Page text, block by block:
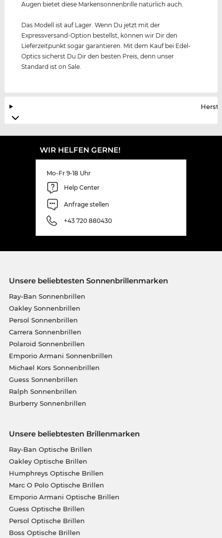
Augen bietet diese Markensonnenbrille natürlich auch.
Das Modell ist auf Lager. Wenn Du jetzt mit der
Expressversand-Option bestellst, können wir Dir den
Lieferzeitpunkt sogar garantieren. Mit dem Kauf bei Edel-
Optics sicherst Du Dir den besten Preis, denn unser
Standard ist on Sale.
WIR HELFEN GERNE!
Mo-Fr 9-18 Uhr
Help Center
Anfrage stellen
+43 720 880430
Unsere beliebtesten Sonnenbrillenmarken
Ray-Ban Sonnenbrillen
Oakley Sonnenbrillen
Persol Sonnenbrillen
Carrera Sonnenbrillen
Polaroid Sonnenbrillen
Emporio Armani Sonnenbrillen
Michael Kors Sonnenbrillen
Guess Sonnenbrillen
Ralph Sonnenbrillen
Burberry Sonnenbrillen
Unsere beliebtesten Brillenmarken
Ray-Ban Optische Brillen
Oakley Optische Brillen
Humphreys Optische Brillen
Marc O Polo Optische Brillen
Emporio Armani Optische Brillen
Guess Optische Brillen
Persol Optische Brillen
Boss Optische Brillen